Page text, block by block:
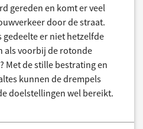
gereden en komt er veel
door de straat.
gedeelte er niet hetzelfde
als voorbij de rotonde
Met de stille bestrating en
kunnen de drempels
doelstellingen wel bereikt.